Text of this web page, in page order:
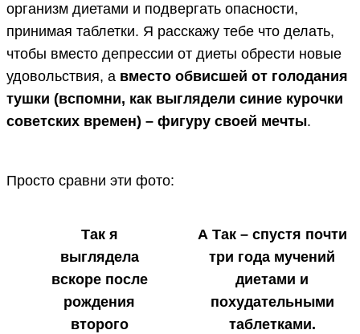
организм диетами и подвергать опасности,
принимая таблетки. Я расскажу тебе что делать,
чтобы вместо депрессии от диеты обрести новые
удовольствия, а вместо обвисшей от голодания
тушки (вспомни, как выглядели синие курочки
советских времен) – фигуру своей мечты.
Просто сравни эти фото:
Так я
выглядела
вскоре после
рождения
второго
А Так – спустя почти
три года мучений
диетами и
похудательными
таблетками.